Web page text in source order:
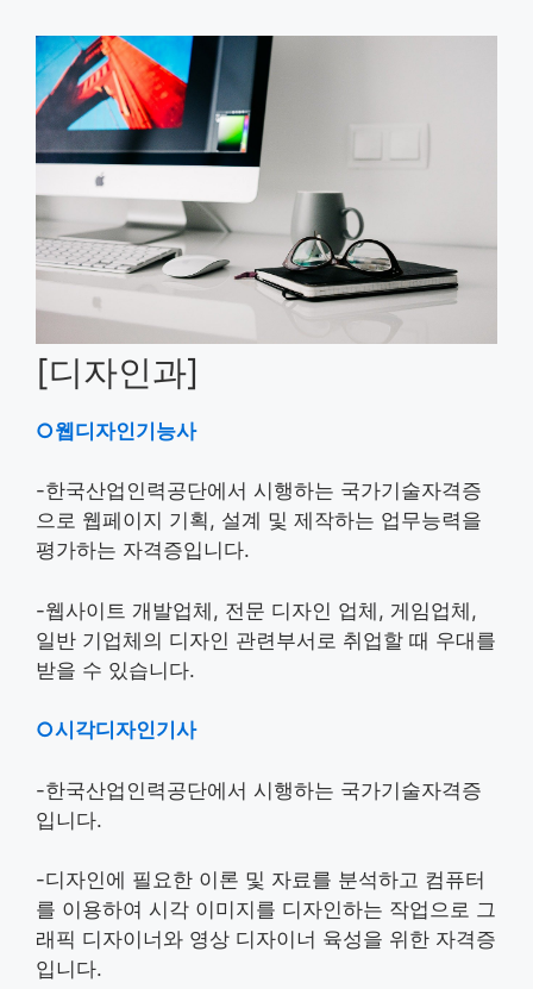
[디자인과]
○웹디자인기능사
-한국산업인력공단에서 시행하는 국가기술자격증
으로 웹페이지 기획, 설계 및 제작하는 업무능력을
평가하는 자격증입니다.
-웹사이트 개발업체, 전문 디자인 업체, 게임업체,
일반 기업체의 디자인 관련부서로 취업할 때 우대를
받을 수 있습니다.
○시각디자인기사
-한국산업인력공단에서 시행하는 국가기술자격증
입니다.
-디자인에 필요한 이론 및 자료를 분석하고 컴퓨터
를 이용하여 시각 이미지를 디자인하는 작업으로 그
래픽 디자이너와 영상 디자이너 육성을 위한 자격증
입니다.